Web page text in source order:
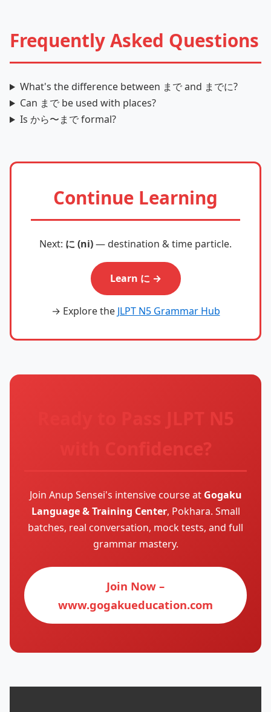
Frequently Asked Questions
What's the difference between まで and までに?
Can まで be used with places?
Is から〜まで formal?
Continue Learning
Next: に (ni)— destination & time particle.
Learn に →
→ Explore the JLPT N5 Grammar Hub
Ready to Pass JLPT N5
with Confidence?
Join Anup Sensei's intensive course at Gogaku
Language & Training Center, Pokhara. Small
batches, real conversation, mock tests, and full
grammar mastery.
Join Now –
www.gogakueducation.com